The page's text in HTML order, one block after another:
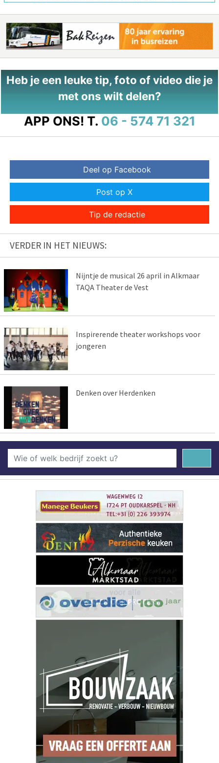
Heb je een leuke tip, foto of video die je
met ons wilt delen?
APP ONS! T. 06 - 574 71 321
Deel op Facebook
Post op X
Tip de redactie
VERDER IN HET NIEUWS:
Nijntje de musical 26 april in Alkmaar
TAQA Theater de Vest
Inspirerende theater workshops voor
jongeren
Denken over Herdenken